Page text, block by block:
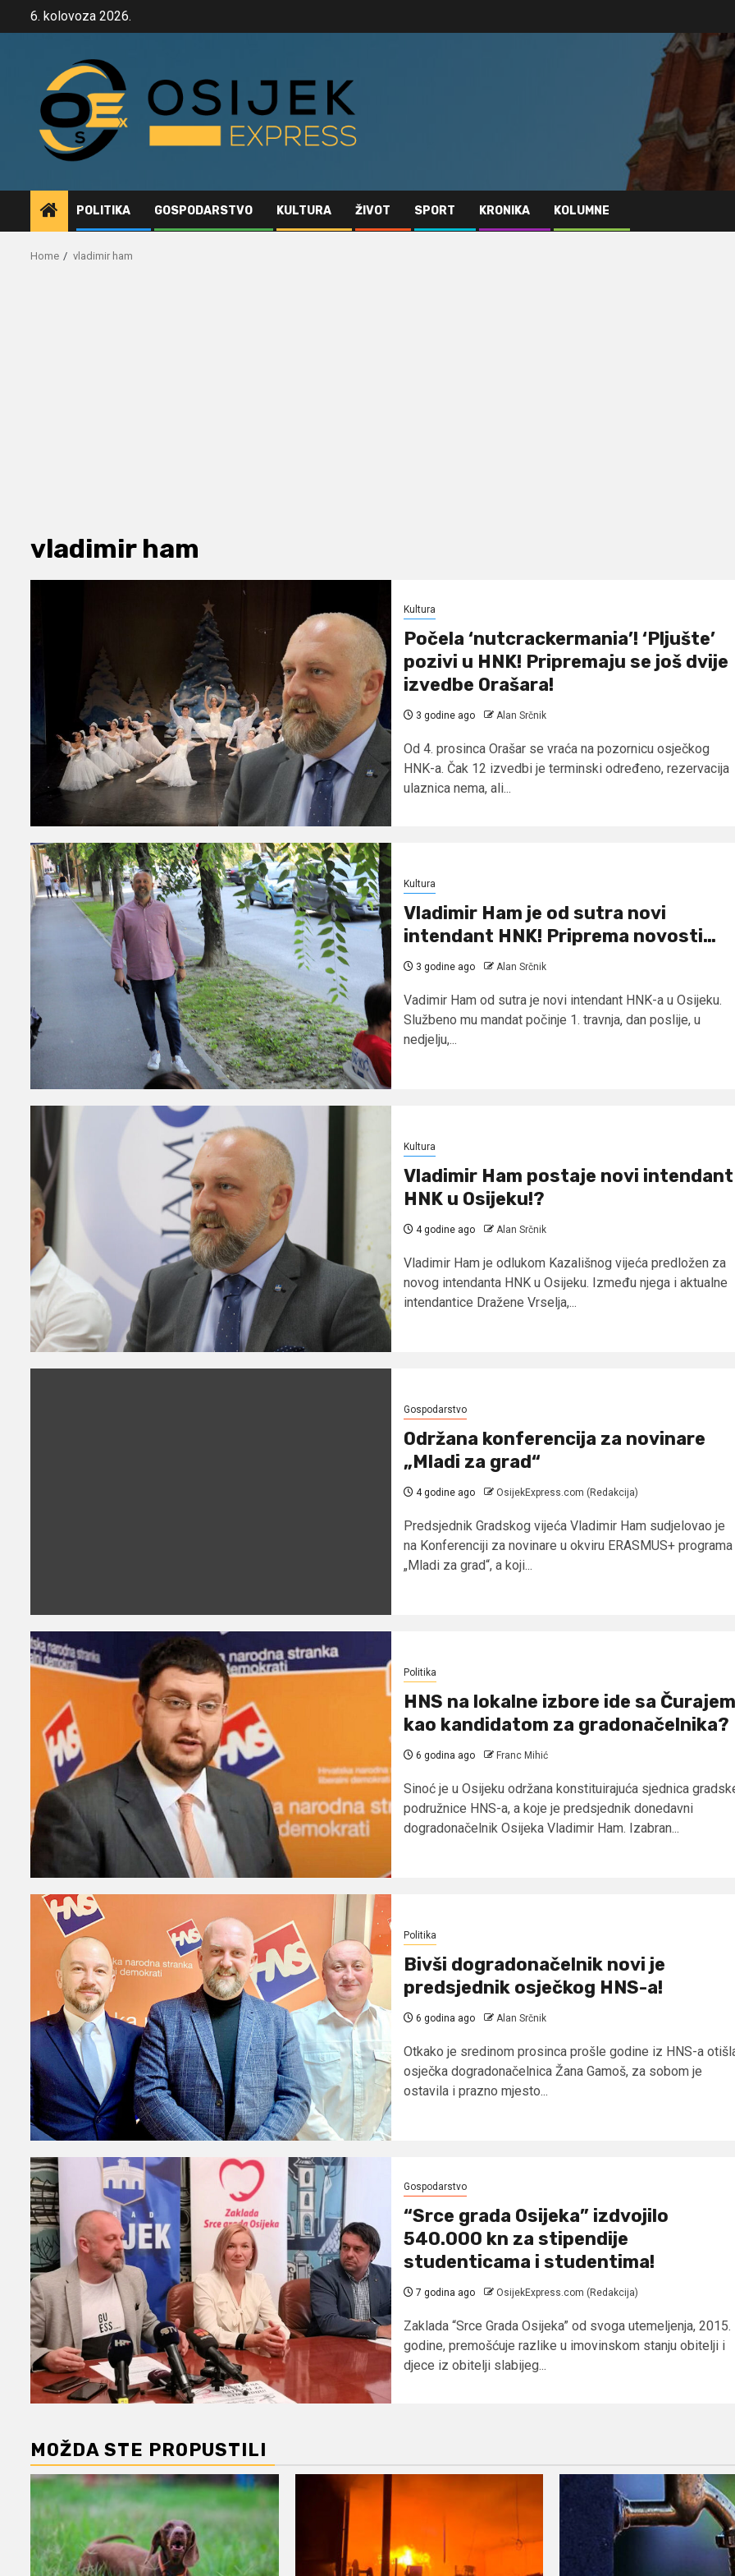
6. kolovoza 2026.
POLITIKA GOSPODARSTVO KULTURA ŽIVOT SPORT KRONIKA KOLUMNE
Home vladimir ham
vladimir ham
Kultura
Počela ‘nutcrackermania’! ‘Pljušte’
pozivi u HNK! Pripremaju se još dvije
izvedbe Orašara!
3 godine ago Alan Srčnik
Od 4. prosinca Orašar se vraća na pozornicu osječkog
HNK-a. Čak 12 izvedbi je terminski određeno, rezervacija
ulaznica nema, ali...
Kultura
Vladimir Ham je od sutra novi
intendant HNK! Priprema novosti…
3 godine ago Alan Srčnik
Vadimir Ham od sutra je novi intendant HNK-a u Osijeku.
Službeno mu mandat počinje 1. travnja, dan poslije, u
nedjelju,...
Kultura
Vladimir Ham postaje novi intendant
HNK u Osijeku!?
4 godine ago Alan Srčnik
Vladimir Ham je odlukom Kazališnog vijeća predložen za
novog intendanta HNK u Osijeku. Između njega i aktualne
intendantice Dražene Vrselja,...
Gospodarstvo
Održana konferencija za novinare
„Mladi za grad“
4 godine ago OsijekExpress.com (Redakcija)
Predsjednik Gradskog vijeća Vladimir Ham sudjelovao je
na Konferenciji za novinare u okviru ERASMUS+ programa
„Mladi za grad“, a koji...
Politika
HNS na lokalne izbore ide sa Čurajem
kao kandidatom za gradonačelnika?
6 godina ago Franc Mihić
Sinoć je u Osijeku održana konstituirajuća sjednica
podružnice HNS-a, a koje je predsjednik donedavni
dogradonačelnik Osijeka Vladimir Ham. Izabran...
Politika
Bivši dogradonačelnik novi je
predsjednik osječkog HNS-a!
6 godina ago Alan Srčnik
Otkako je sredinom prosinca prošle godine iz HNS-a
osječka dogradonačelnica Žana Gamoš, za sobom je
ostavila i prazno mjesto...
Gospodarstvo
“Srce grada Osijeka” izdvojilo
540.000 kn za stipendije
studenticama i studentima!
7 godina ago OsijekExpress.com (Redakcija)
Zaklada “Srce Grada Osijeka” od svoga utemeljenja, 2015.
godine, premošćuje razlike u imovinskom stanju obitelji i
djece iz obitelji slabijeg...
MOŽDA STE PROPUSTILI